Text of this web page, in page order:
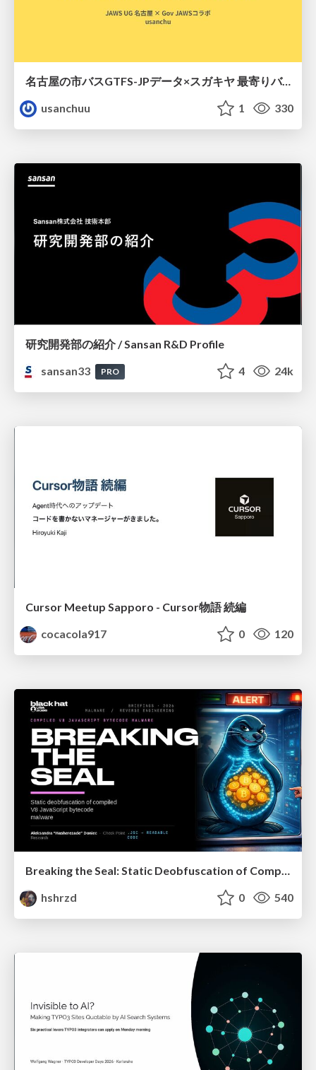
名古屋の市バスGTFS-JPデータ×スガキヤ 最寄りバス停検索をAmazon ElastiCache Serverless for Valkeyで最適化する
usanchuu
1 330
研究開発部の紹介 / Sansan R&D Profile
sansan33
PRO 4 24k
Cursor Meetup Sapporo - Cursor物語 続編
cocacola917
0 120
hshrzd
0 540